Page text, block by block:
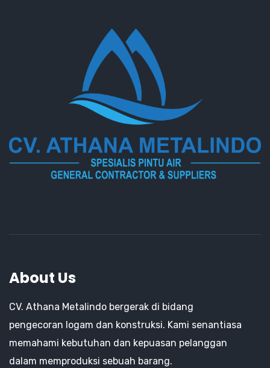
About Us
CV. Athana Metalindo bergerak di bidang
pengecoran logam dan konstruksi. Kami senantiasa
memahami kebutuhan dan kepuasan pelanggan
dalam memproduksi sebuah barang.